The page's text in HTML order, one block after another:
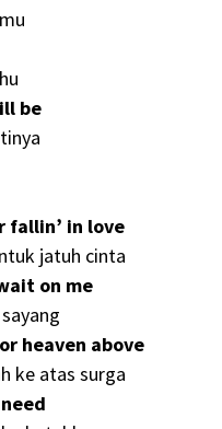
be
fallin’ in love
jatuh cinta
on me
heaven above
ke atas surga